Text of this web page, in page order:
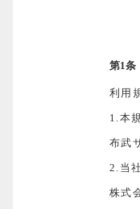
第1条
利用
1.本
布武
2.当社
株式